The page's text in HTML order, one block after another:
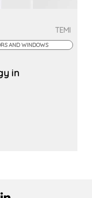
TEMI
AND WINDOWS
in